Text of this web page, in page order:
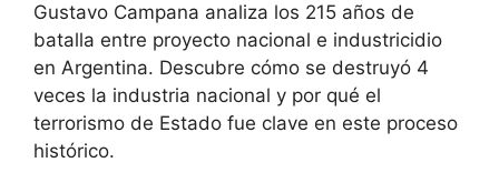
Gustavo Campana analiza los 215 años de
batalla entre proyecto nacional e industricidio
en Argentina. Descubre cómo se destruyó 4
veces la industria nacional y por qué el
terrorismo de Estado fue clave en este proceso
histórico.